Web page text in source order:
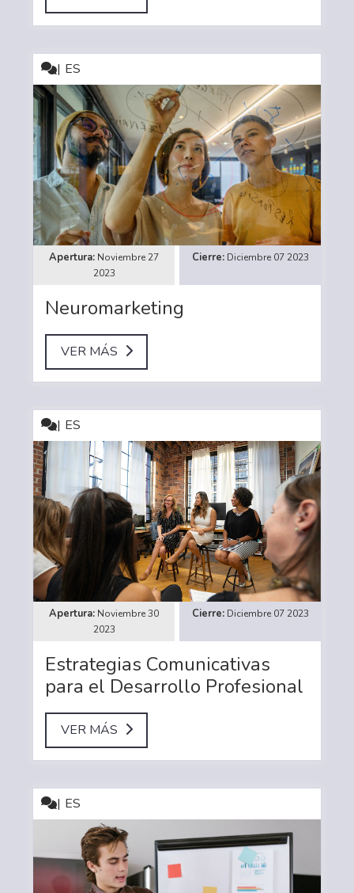
ES
Noviembre 27
2023
Diciembre 07 2023
Neuromarketing
VER MÁS
ES
Noviembre 30
2023
Diciembre 07 2023
Estrategias Comunicativas
para el Desarrollo Profesional
VER MÁS
ES